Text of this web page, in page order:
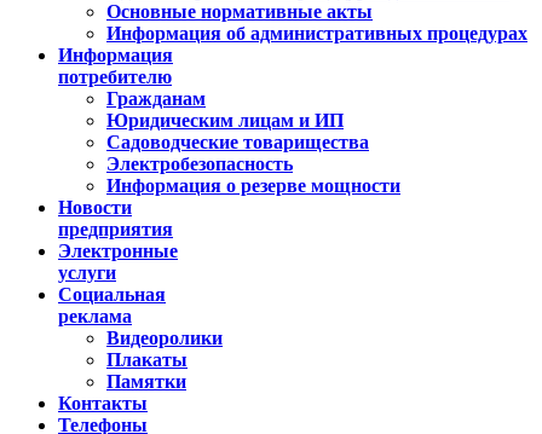
Основные нормативные акты
Информация об административных процедурах
Информация
потребителю
Гражданам
Юридическим лицам и ИП
Садоводческие товарищества
Электробезопасность
Информация о резерве мощности
Новости
предприятия
Электронные
услуги
Социальная
реклама
Видеоролики
Плакаты
Памятки
Контакты
Телефоны